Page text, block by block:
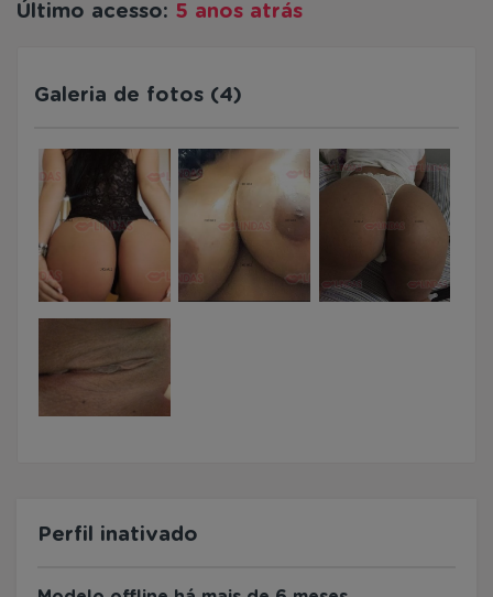
Último acesso: 5 anos atrás
Galeria de fotos (4)
Perfil inativado